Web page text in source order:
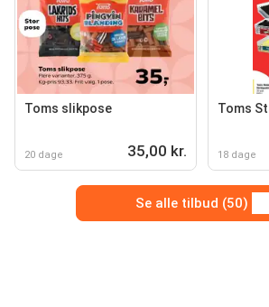
Toms slikpose
20 dage 35,00 kr.
Toms
18 dage
Se alle tilbud (50)